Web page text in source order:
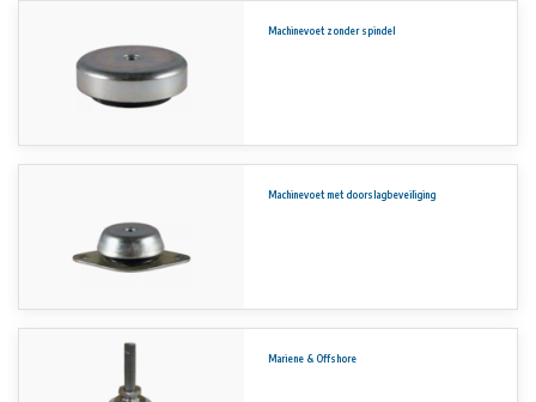
Machinevoet zonder spindel
Machinevoet met doorslagbeveiliging
Mariene & Offshore